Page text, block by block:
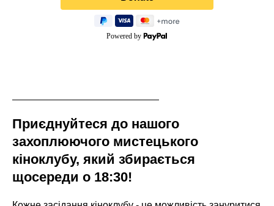
Powered by
Приєднуйтеся до нашого
захоплюючого мистецького
кіноклубу, який збирається
щосереди о 18:30!